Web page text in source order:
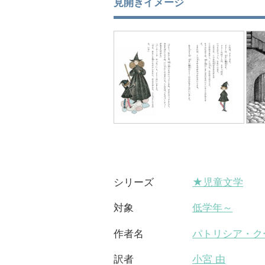
シリーズ ★児童文学
対象 低学年～
作者名 パトリシア・
訳者 小宮 由